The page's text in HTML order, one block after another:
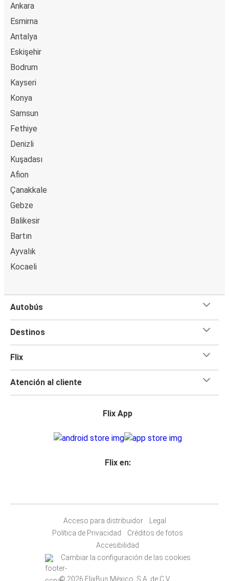
Ankara
Esmirna
Antalya
Eskişehir
Bodrum
Kayseri
Konya
Samsun
Fethiye
Denizli
Kuşadası
Afion
Çanakkale
Gebze
Balikesir
Bartın
Ayvalık
Kocaeli
Autobús
Destinos
Flix
Atención al cliente
Flix App
Flix en:
Acceso para distribuidor
Legal
Política de Privacidad
Créditos de fotos
Accesibilidad
Cambiar la configuración de las cookies
© 2026 FlixBus México, S.A. de C.V